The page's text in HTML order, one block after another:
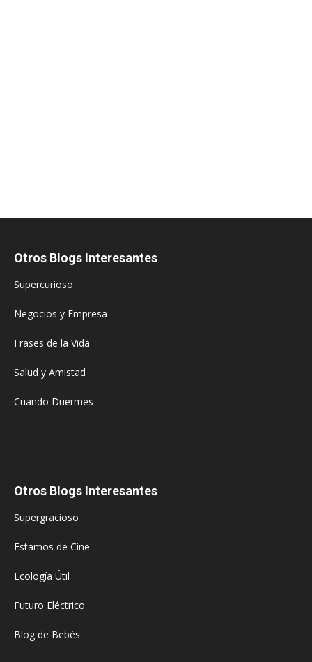
Otros Blogs Interesantes
Supercurioso
Negocios y Empresa
Frases de la Vida
Salud y Amistad
Cuando Duermes
Otros Blogs Interesantes
Supergracioso
Estamos de Cine
Ecología Útil
Futuro Eléctrico
Blog de Bebés